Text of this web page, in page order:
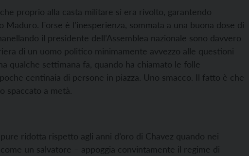
proprio alla casta militare si era rivolto, garantendo
Maduro. Forse è l’inesperienza, sommata a una buona dose di
il presidente dell’Assemblea nazionale sono davvero
di un uomo politico minimamente avvezzo alle questioni
qualche settimana fa, quando ha chiamato le folle
centinaia di persone in piazza. Uno smacco. Il fatto è che
spaccato a metà.
ridotta rispetto agli anni d’oro di Chavez quando nei
un salvatore – appoggia convintamente il regime di